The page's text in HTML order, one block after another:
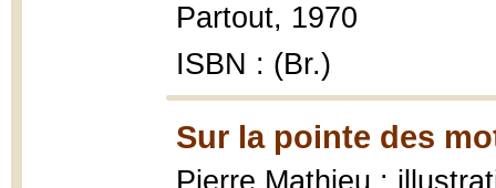
Partout, 1970
ISBN : (Br.)
Sur la pointe des
Pierre Mathieu ;